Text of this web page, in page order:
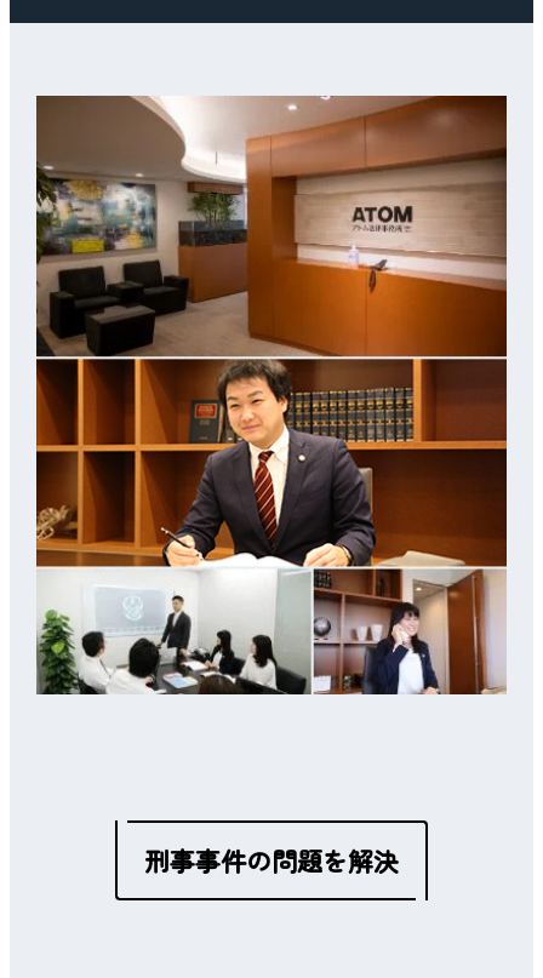
刑事事件の問題を解決